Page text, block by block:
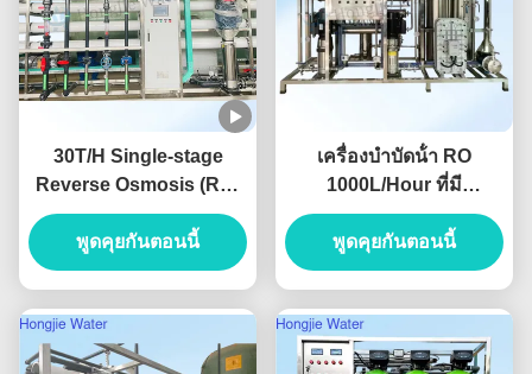
30T/H Single-stage
Reverse Osmosis (RO)
Pure Water System For
The Lithium Battery
Industry
พูดคุยกันตอนนี้
เครื่องบําบัดน้ํา RO
1000L/Hour ที่มี
ประสิทธิภาพในการนําน้ํา
< 10μs/cm และรับประกัน
2 ปีสําหรับอุปกรณ์น้ํา
พูดคุยกันตอนนี้